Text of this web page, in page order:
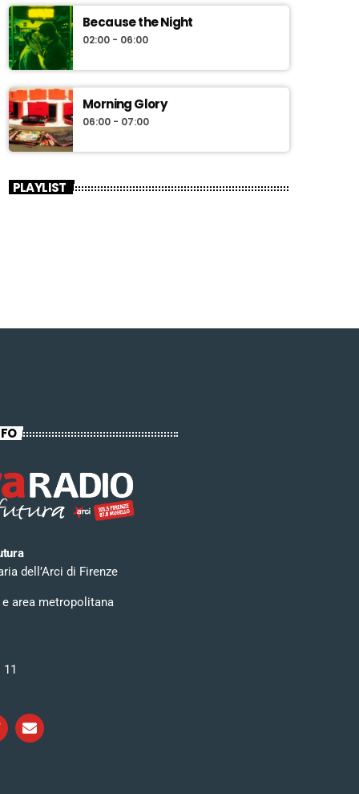
Because the Night
02:00 - 06:00
Morning Glory
06:00 - 07:00
PLAYLIST
dell’Arci di Firenze
e area metropolitana
11